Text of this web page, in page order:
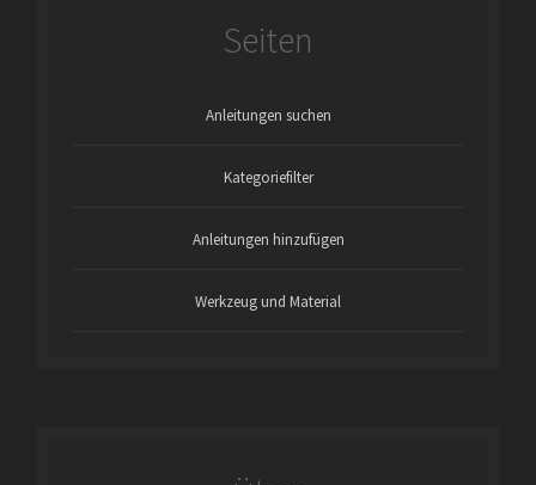
Seiten
Anleitungen suchen
Kategoriefilter
Anleitungen hinzufügen
Werkzeug und Material